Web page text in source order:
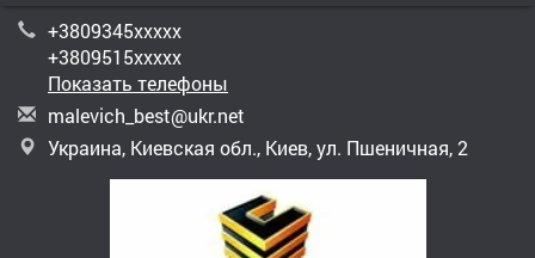
+3809345xxxxx
+3809515xxxxx
Показать телефоны
malevich_best@ukr.net
Украина, Киевская обл., Киев, ул. Пшеничная, 2